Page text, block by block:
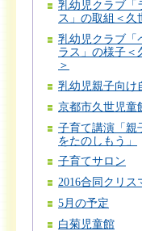
乳幼児クラブ「
ス」の取組＜久
乳幼児クラブ「
ラス」の様子＜
＞
乳幼児親子向け
京都市久世児童
子育て講演「親
をたのしもう」
子育てサロン
2016合同クリス
5月の予定
白菊児童館